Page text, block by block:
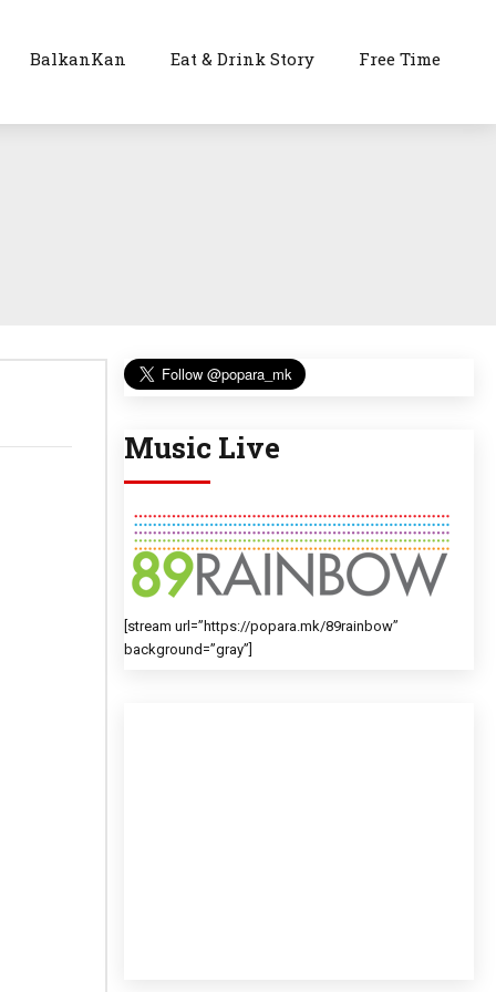
BalkanKan Eat & Drink Story Free Time
Music Live
[stream url=”https://popara.mk/89rainbow”
background=”gray”]